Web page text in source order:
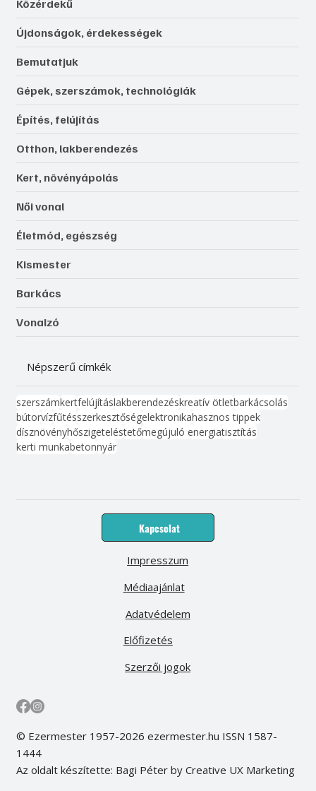
Közérdekű
Újdonságok, érdekességek
Bemutatjuk
Gépek, szerszámok, technológiák
Építés, felújítás
Otthon, lakberendezés
Kert, növényápolás
Női vonal
Életmód, egészség
Kismester
Barkács
Vonalzó
Népszerű címkék
szerszámkertfelújításlakberendezéskreatív ötletbarkácsolás
bútorvízfűtésszerkesztőségelektronikahasznos tippek
dísznövényhőszigeteléstetőmegújuló energiatisztítás
kerti munkabetonnyár
Kapcsolat
Médiaajánlat
Előfizetés
Impresszum
Adatvédelem
Szerzői jogok
© Ezermester 1957-2026 ezermester.hu ISSN 1587-
1444
Az oldalt készítette: Bagi Péter by Creative UX Marketing